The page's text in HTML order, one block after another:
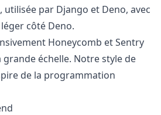
par Django et Deno, avec
côté Deno.
Honeycomb et Sentry
échelle. Notre style de
de la programmation